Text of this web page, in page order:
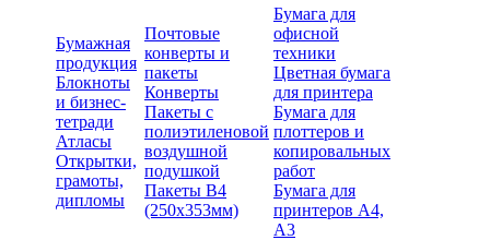
Бумажная
продукция
Блокноты
и бизнес-
тетради
Атласы
Открытки,
грамоты,
дипломы
Почтовые
конверты и
пакеты
Конверты
Пакеты с
полиэтиленовой
воздушной
подушкой
Пакеты В4
(250х353мм)
Бумага для
офисной
техники
Цветная бумага
для принтера
Бумага для
плоттеров и
копировальных
работ
Бумага для
принтеров А4,
А3